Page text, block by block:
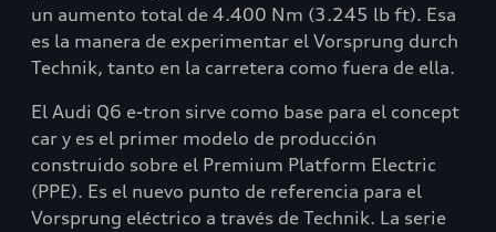
un aumento total de 4.400 Nm (3.245 lb ft). Esa
es la manera de experimentar el Vorsprung durch
Technik, tanto en la carretera como fuera de ella.
El Audi Q6 e-tron sirve como base para el concept
car y es el primer modelo de producción
construido sobre el Premium Platform Electric
(PPE). Es el nuevo punto de referencia para el
Vorsprung eléctrico a través de Technik. La serie